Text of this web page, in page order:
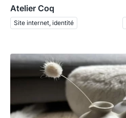
Atelier Coq
Site internet, identité